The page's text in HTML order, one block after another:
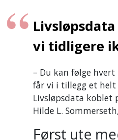
vi tidligere
– Du kan følge
får vi i tillegg et
Livsløpsdata koblet
Hilde L. Sommerseth
Først ute